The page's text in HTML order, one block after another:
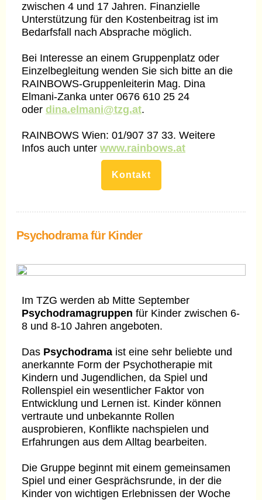
zwischen 4 und 17 Jahren. Finanzielle
Unterstützung für den Kostenbeitrag ist im
Bedarfsfall nach Absprache möglich.
Bei Interesse an einem Gruppenplatz oder
Einzelbegleitung wenden Sie sich bitte an die
RAINBOWS-Gruppenleiterin Mag. Dina
Elmani-Zanka unter 0676 610 25 24
oder dina.elmani@tzg.at.
RAINBOWS Wien: 01/907 37 33. Weitere
Infos auch unter www.rainbows.at
Kontakt
Psychodrama für Kinder
Im TZG werden ab Mitte September
Psychodramagruppen für Kinder zwischen 6-
8 und 8-10 Jahren angeboten.
Das Psychodrama ist eine sehr beliebte und
anerkannte Form der Psychotherapie mit
Kindern und Jugendlichen, da Spiel und
Rollenspiel ein wesentlicher Faktor von
Entwicklung und Lernen ist. Kinder können
vertraute und unbekannte Rollen
ausprobieren, Konflikte nachspielen und
Erfahrungen aus dem Alltag bearbeiten.
Die Gruppe beginnt mit einem gemeinsamen
Spiel und einer Gesprächsrunde, in der die
Kinder von wichtigen Erlebnissen der Woche